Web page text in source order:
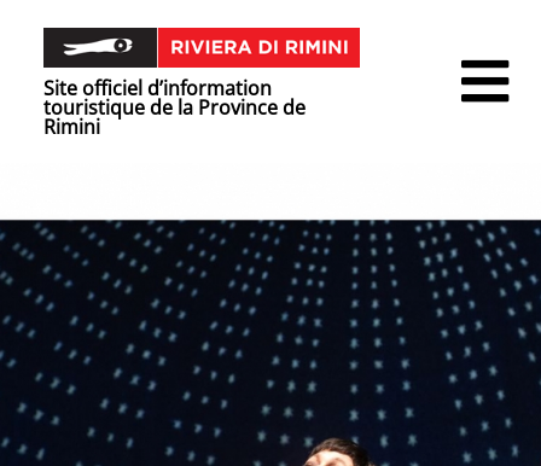
Site officiel d’information
touristique de la Province de
Rimini